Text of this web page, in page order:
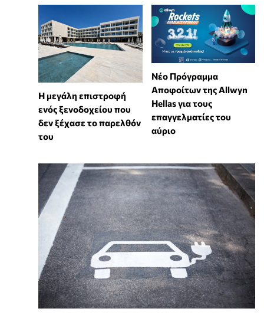
Η μεγάλη επιστροφή
ενός ξενοδοχείου που
δεν ξέχασε το παρελθόν
του
Νέο Πρόγραμμα
Αποφοίτων της Allwyn
Hellas για τους
επαγγελματίες του
αύριο